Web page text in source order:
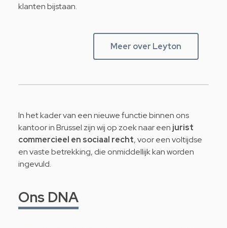
klanten bijstaan.
Meer over Leyton
In het kader van een nieuwe functie binnen ons
kantoor in Brussel zijn wij op zoek naar een jurist
commercieel en sociaal recht, voor een voltijdse
en vaste betrekking, die onmiddellijk kan worden
ingevuld.
Ons DNA